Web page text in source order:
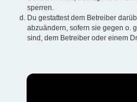
sperren.
Du gestattest dem Betreiber
abzuändern, sofern sie gegen o.
sind, dem Betreiber oder einem